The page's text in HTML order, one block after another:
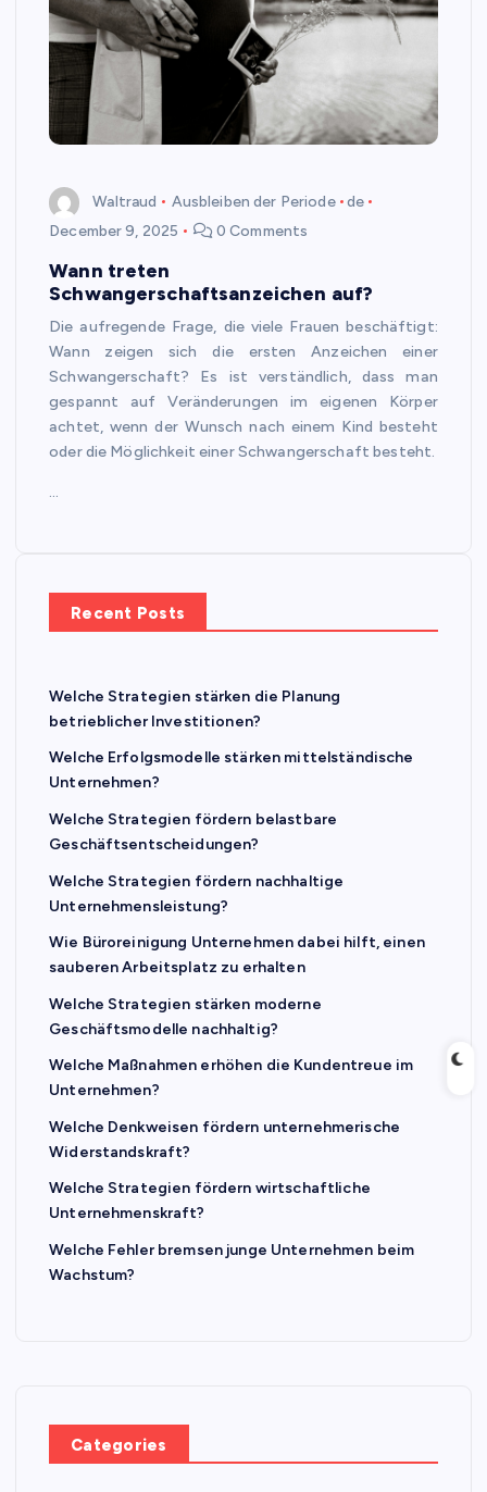
Waltraud Ausbleiben der Periode
de
December 9, 2025
0 Comments
Wann treten
Schwangerschaftsanzeichen auf?
Die aufregende Frage, die viele Frauen beschäftigt:
Wann zeigen sich die ersten Anzeichen einer
Schwangerschaft? Es ist verständlich, dass man
gespannt auf Veränderungen im eigenen Körper
achtet, wenn der Wunsch nach einem Kind besteht
oder die Möglichkeit einer Schwangerschaft besteht.
…
Recent Posts
Welche Strategien stärken die Planung
betrieblicher Investitionen?
Welche Erfolgsmodelle stärken mittelständische
Unternehmen?
Welche Strategien fördern belastbare
Geschäftsentscheidungen?
Welche Strategien fördern nachhaltige
Unternehmensleistung?
Wie Büroreinigung Unternehmen dabei hilft, einen
sauberen Arbeitsplatz zu erhalten
Welche Strategien stärken moderne
Geschäftsmodelle nachhaltig?
Welche Maßnahmen erhöhen die Kundentreue im
Unternehmen?
Welche Denkweisen fördern unternehmerische
Widerstandskraft?
Welche Strategien fördern wirtschaftliche
Unternehmenskraft?
Welche Fehler bremsen junge Unternehmen beim
Wachstum?
Categories